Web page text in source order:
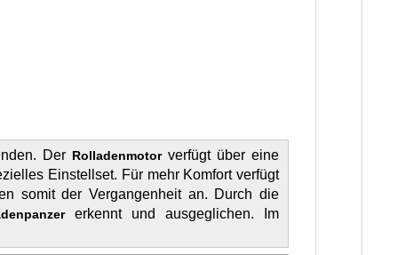
Der Rolladenmotorverfügt über eine
Einstellset. Für mehr Komfort verfügt
somit der Vergangenheit an. Durch die
erkennt und ausgeglichen. Im